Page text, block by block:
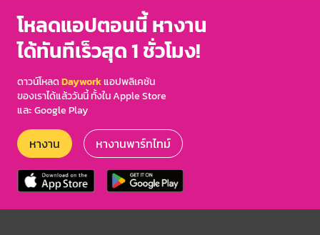
โหลดแอปตอนนี้ หางาน
ได้ทันทีเร็วสุด 1 ชั่วโมง!
ดาวน์โหลดDayworkแอปพลิเคชัน
ของเราได้แล้ววันนี้ ทั้งใน Apple Store
และ Google Play
หางาน หางานพาร์ทไทม์